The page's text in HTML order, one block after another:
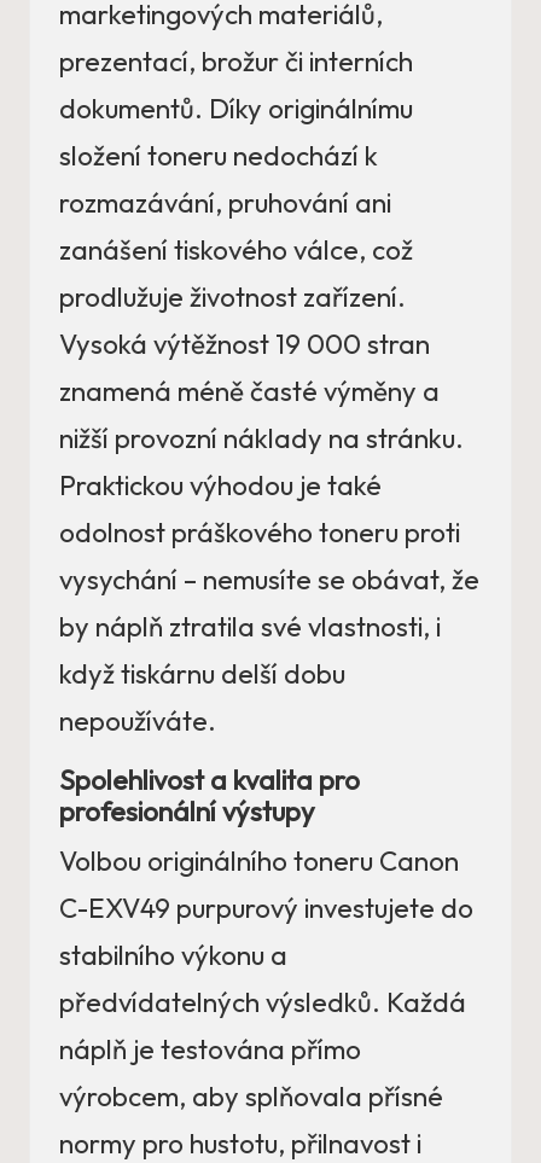
marketingových materiálů,
prezentací, brožur či interních
dokumentů. Díky originálnímu
složení toneru nedochází k
rozmazávání, pruhování ani
zanášení tiskového válce, což
prodlužuje životnost zařízení.
Vysoká výtěžnost 19 000 stran
znamená méně časté výměny a
nižší provozní náklady na stránku.
Praktickou výhodou je také
odolnost práškového toneru proti
vysychání – nemusíte se obávat, že
by náplň ztratila své vlastnosti, i
když tiskárnu delší dobu
nepoužíváte.
Spolehlivost a kvalita pro
profesionální výstupy
Volbou originálního toneru Canon
C-EXV49 purpurový investujete do
stabilního výkonu a
předvídatelných výsledků. Každá
náplň je testována přímo
výrobcem, aby splňovala přísné
normy pro hustotu, přilnavost i